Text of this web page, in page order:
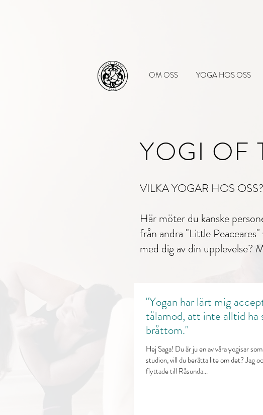
OM OSS YOGA HOS OSS
YOGI OF
VILKA YOGAR HOS OSS?
Här möter du kanske
från andra "Little Peaceares"
med dig av din upplevelse?
"Yogan har lärt mig
tålamod, att inte alltid ha
bråttom."
Hej Saga! Du är ju en av våra yogisar
studion, vill du berätta lite om det? Jag
flyttade till Råsunda...